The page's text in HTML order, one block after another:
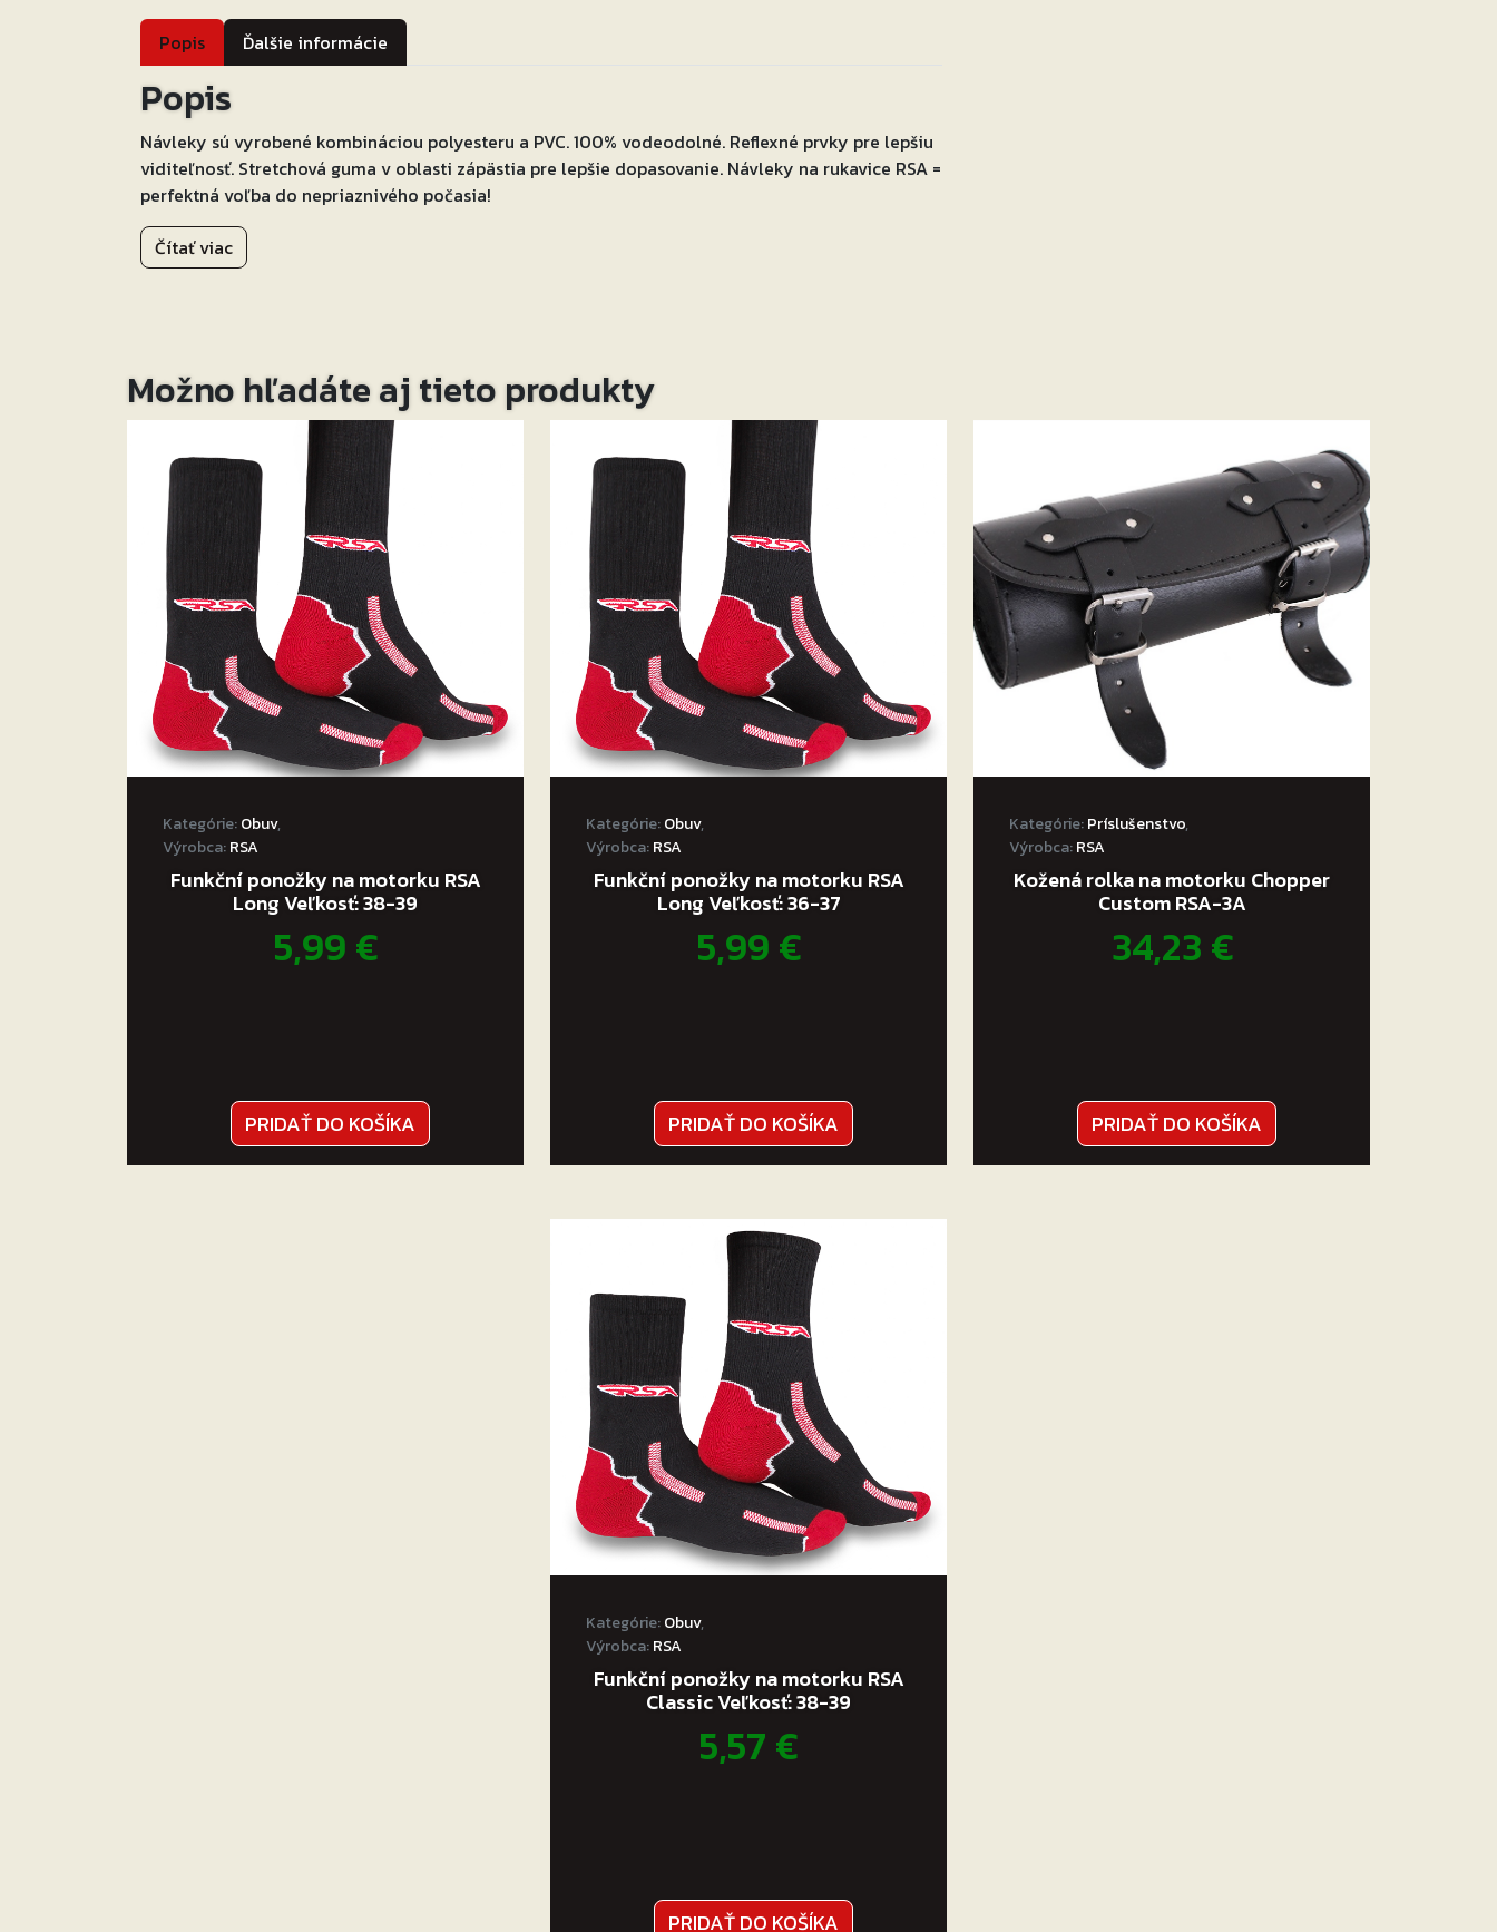
Popis Ďalšie informácie
Popis
Návleky sú vyrobené kombináciou polyesteru a PVC. 100% vodeodolné. Reflexné prvky pre lepšiu
viditeľnosť. Stretchová guma v oblasti zápästia pre lepšie dopasovanie. Návleky na rukavice RSA =
perfektná voľba do nepriaznivého počasia!
Čítať viac
Možno hľadáte aj tieto produkty
Kategórie:Obuv,
Výrobca:RSA
Funkční ponožky na motorku RSA
Long Veľkosť: 38-39
5,99€
PRIDAŤ DO KOŠÍKA
Kategórie:Obuv,
Výrobca:RSA
Funkční ponožky na motorku RSA
Long Veľkosť: 36-37
5,99€
PRIDAŤ DO KOŠÍKA
Kategórie:Príslušenstvo,
Výrobca:RSA
Kožená rolka na motorku Chopper
Custom RSA-3A
34,23€
PRIDAŤ DO KOŠÍKA
Kategórie:Obuv,
Výrobca:RSA
Funkční ponožky na motorku RSA
Classic Veľkosť: 38-39
5,57€
PRIDAŤ DO KOŠÍKA